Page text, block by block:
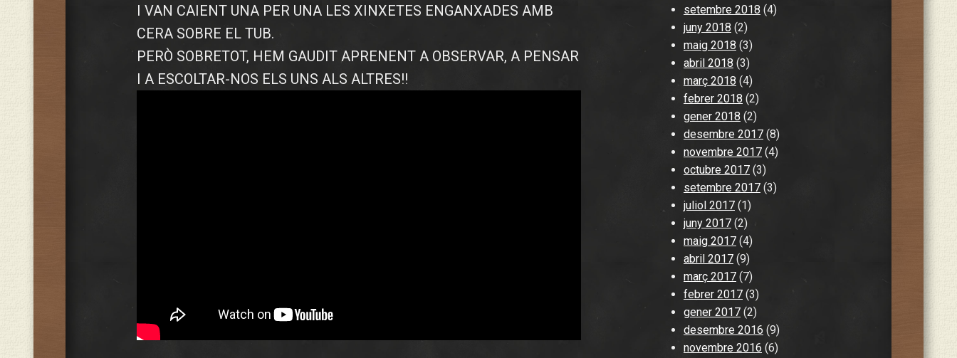
I VAN CAIENT UNA PER UNA LES XINXETES ENGANXADES AMB
CERA SOBRE EL TUB.
PERÒ SOBRETOT, HEM GAUDIT APRENENT A OBSERVAR, A PENSAR
I A ESCOLTAR-NOS ELS UNS ALS ALTRES!!
setembre 2018 (4)
juny 2018 (2)
maig 2018 (3)
abril 2018 (3)
març 2018 (4)
febrer 2018 (2)
gener 2018 (2)
desembre 2017 (8)
novembre 2017 (4)
octubre 2017 (3)
setembre 2017 (3)
juliol 2017 (1)
juny 2017 (2)
maig 2017 (4)
abril 2017 (9)
març 2017 (7)
febrer 2017 (3)
gener 2017 (2)
desembre 2016 (9)
novembre 2016 (6)